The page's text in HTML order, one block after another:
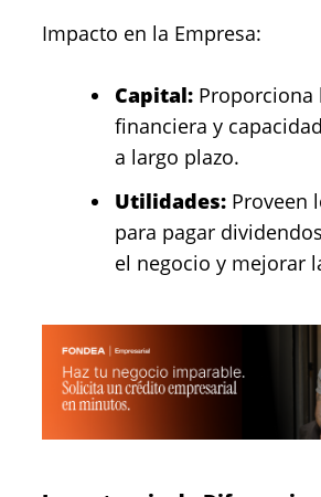
Impacto en la Empresa:
Capital: Proporciona
financiera y
a largo plazo.
Utilidades: Proveen
para pagar
el negocio y mejorar